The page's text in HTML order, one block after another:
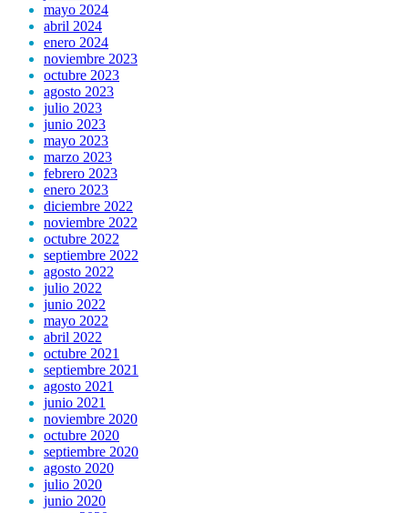
mayo 2024
abril 2024
enero 2024
noviembre 2023
octubre 2023
agosto 2023
julio 2023
junio 2023
mayo 2023
marzo 2023
febrero 2023
enero 2023
diciembre 2022
noviembre 2022
octubre 2022
septiembre 2022
agosto 2022
julio 2022
junio 2022
mayo 2022
abril 2022
octubre 2021
septiembre 2021
agosto 2021
junio 2021
noviembre 2020
octubre 2020
septiembre 2020
agosto 2020
julio 2020
junio 2020